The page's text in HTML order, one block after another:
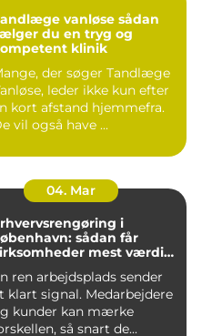
vanløse sådan
du en tryg og
klinik
der søger Tandlæge
leder ikke kun efter
kort afstand hjemmefra.
vil også have ...
04. Mar
i
sådan får
mest værdi
ren arbejdsplads sender
klart signal. Medarbejdere
kunder kan mærke
så snart de...